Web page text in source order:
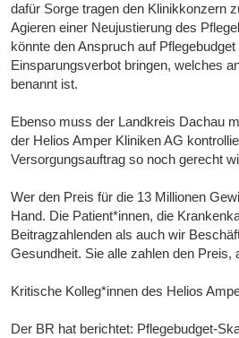
dafür Sorge tragen den Klinikkonzern
Agieren einer Neujustierung des
könnte den Anspruch auf
Einsparungsverbot bringen, welches
benannt ist.
Ebenso muss der Landkreis Dachau
der Helios Amper Kliniken AG
Versorgungsauftrag so noch gerecht
Wer den Preis für die 13 Millionen
Hand. Die Patient*innen, die
Beitragzahlenden als auch wir
Gesundheit. Sie alle zahlen den Preis,
Kritische Kolleg*innen des Helios
Der BR hat berichtet: Pflegebudget-